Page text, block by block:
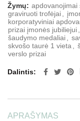
Žymų: apdovanojimai
graviruoti trofėjai,
korporatyviniai
prizai įmonės jubiliejui,
šaudymo medaliai,
skvošo taurė 1 vieta,
verslo prizai
Dalintis
APRAŠYMAS